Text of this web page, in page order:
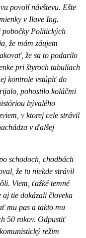
povolí návštevu. Ešte
v Ilave Ing.
pobočky Politických
že mám záujem
že sa to podarilo
pri štyroch tabuliach
kontrole vstúpiť do
pohostilo koláčmi
bývalého
v ktorej cele strávil
v ďalšej
schodoch, chodbách
že tu niekde strávil
Viem, ťažké temné
aj tie dokázali človeka
mu pas a takto mu
50 rokov. Odpustiť
režim